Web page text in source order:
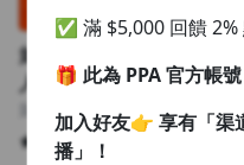
如茵老師的塔羅實戰速成
人生解答
如茵老師
4.90
3,334
✅ 滿 $5,000 回饋 2%
🎁 此為 PPA 官方帳
加入好友👉 享有「渠
播」！